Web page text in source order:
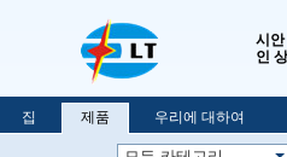
시
인
집 제품 우리에 대하여